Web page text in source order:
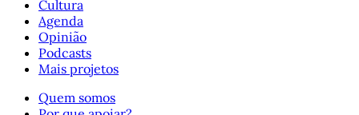
Cultura
Agenda
Opinião
Podcasts
Mais projetos
Quem somos